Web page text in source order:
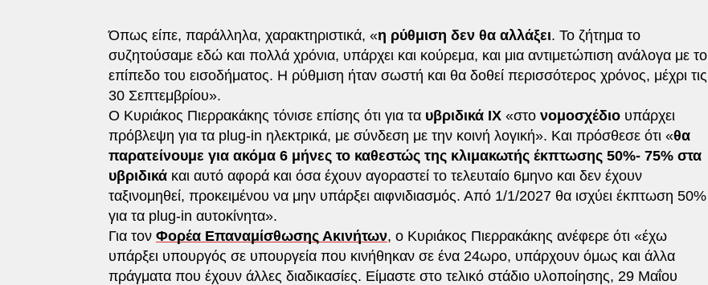
Όπως είπε, παράλληλα, χαρακτηριστικά, «η ρύθμιση δεν θα αλλάξει. Το ζήτημα το
συζητούσαμε εδώ και πολλά χρόνια, υπάρχει και κούρεμα, και μια αντιμετώπιση ανάλογα με το
επίπεδο του εισοδήματος. Η ρύθμιση ήταν σωστή και θα δοθεί περισσότερος χρόνος, μέχρι τις
30 Σεπτεμβρίου».
Ο Κυριάκος Πιερρακάκης τόνισε επίσης ότι για τα υβριδικά ΙΧ «στο νομοσχέδιο υπάρχει
πρόβλεψη για τα plug-in ηλεκτρικά, με σύνδεση με την κοινή λογική». Και πρόσθεσε ότι «θα
παρατείνουμε για ακόμα 6 μήνες το καθεστώς της κλιμακωτής έκπτωσης 50%- 75% στα
υβριδικά και αυτό αφορά και όσα έχουν αγοραστεί το τελευταίο 6μηνο και δεν έχουν
ταξινομηθεί, προκειμένου να μην υπάρξει αιφνιδιασμός. Από 1/1/2027 θα ισχύει έκπτωση 50%
για τα plug-in αυτοκίνητα».
Για τον Φορέα Επαναμίσθωσης Ακινήτων, ο Κυριάκος Πιερρακάκης ανέφερε ότι «έχω
υπάρξει υπουργός σε υπουργεία που κινήθηκαν σε ένα 24ωρο, υπάρχουν όμως και άλλα
πράγματα που έχουν άλλες διαδικασίες. Είμαστε στο τελικό στάδιο υλοποίησης, 29 Μαΐου